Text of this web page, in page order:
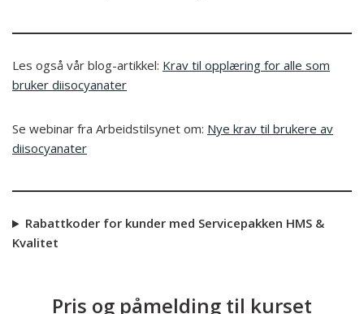
Les også vår blog-artikkel: Krav til opplæring for alle som
bruker diisocyanater
Se webinar fra Arbeidstilsynet om: Nye krav til brukere av
diisocyanater
Rabattkoder for kunder med Servicepakken HMS &
Kvalitet
Pris og påmelding til kurset